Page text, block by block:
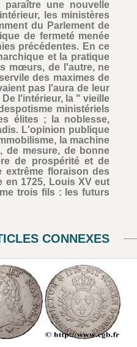
une nouvelle
les ministères
du Parlement de
de fermeté menée
précédentes. En ce
et la pratique
mœurs, de l'autre, ne
des maximes de
pas l'aura de leur
l'intérieur, la " vieille
ministériels
élites ; la noblesse,
L'opinion publique
la machine
de mesure, de bonne
de prospérité et de
extrême floraison des
en 1725, Louis XV eut
trois fils : les futurs
CONNEXES